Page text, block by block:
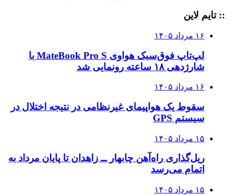
:: تایم لاین
۱۶ مرداد ۱۴۰۵
لپ‌تاپ فوق‌سبک هواوی MateBook Pro S با
شارژدهی ۱۸ ساعته رونمایی شد
۱۶ مرداد ۱۴۰۵
سقوط یک هواپیمای غیرنظامی در نتیجه اختلال در
سیستم‌ GPS
۱۵ مرداد ۱۴۰۵
ریل‌گذاری راه‌آهن چابهار ــ زاهدان تا پایان مرداد به
اتمام می‌رسد
۱۵ مرداد ۱۴۰۵